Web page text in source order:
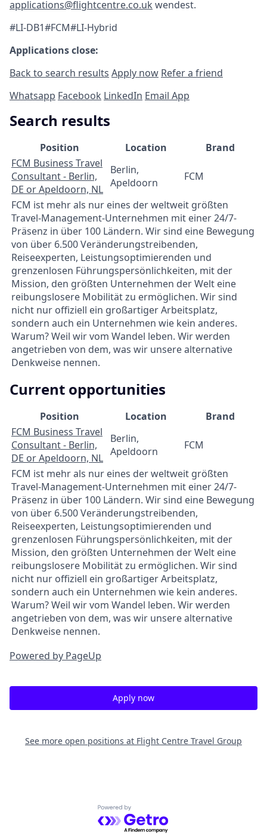
applications@flightcentre.co.uk wendest.
#LI-DB1#FCM#LI-Hybrid
Applications close:
Back to search results Apply now Refer a friend
Whatsapp Facebook LinkedIn Email App
Search results
Position Location
Brand
FCM Business Travel
Consultant - Berlin,
DE or Apeldoorn, NL
Berlin,
Apeldoorn
FCM
FCM ist mehr als nur eines der weltweit größten
Travel-Management-Unternehmen mit einer 24/7-
Präsenz in über 100 Ländern. Wir sind eine Bewegung
von über 6.500 Veränderungstreibenden,
Reiseexperten, Leistungsoptimierenden und
grenzenlosen Führungspersönlichkeiten, mit der
Mission, den größten Unternehmen der Welt eine
reibungslosere Mobilität zu ermöglichen. Wir sind
nicht nur offiziell ein großartiger Arbeitsplatz,
sondern auch ein Unternehmen wie kein anderes.
Warum? Weil wir vom Wandel leben. Wir werden
angetrieben von dem, was wir unsere alternative
Denkweise nennen.
Current opportunities
Position Location
Brand
FCM Business Travel
Consultant - Berlin,
DE or Apeldoorn, NL
Berlin,
Apeldoorn
FCM
FCM ist mehr als nur eines der weltweit größten
Travel-Management-Unternehmen mit einer 24/7-
Präsenz in über 100 Ländern. Wir sind eine Bewegung
von über 6.500 Veränderungstreibenden,
Reiseexperten, Leistungsoptimierenden und
grenzenlosen Führungspersönlichkeiten, mit der
Mission, den größten Unternehmen der Welt eine
reibungslosere Mobilität zu ermöglichen. Wir sind
nicht nur offiziell ein großartiger Arbeitsplatz,
sondern auch ein Unternehmen wie kein anderes.
Warum? Weil wir vom Wandel leben. Wir werden
angetrieben von dem, was wir unsere alternative
Denkweise nennen.
Powered by PageUp
Apply now
See more open positions at Flight Centre Travel Group
Powered by Getro.com